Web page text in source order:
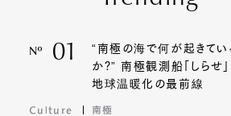
Nº 01
“南極の海で何が起きてい
か?” 南極観測船「しらせ
地球温暖化の最前線
Culture 南極